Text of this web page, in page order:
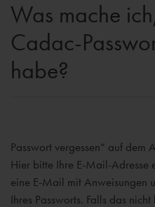
Was mache
Cadac-
habe?
Passwort vergessen“ auf dem
Hier bitte Ihre E-Mail-Adresse
eine E-Mail mit Anweisungen
Ihres Passworts. Falls das